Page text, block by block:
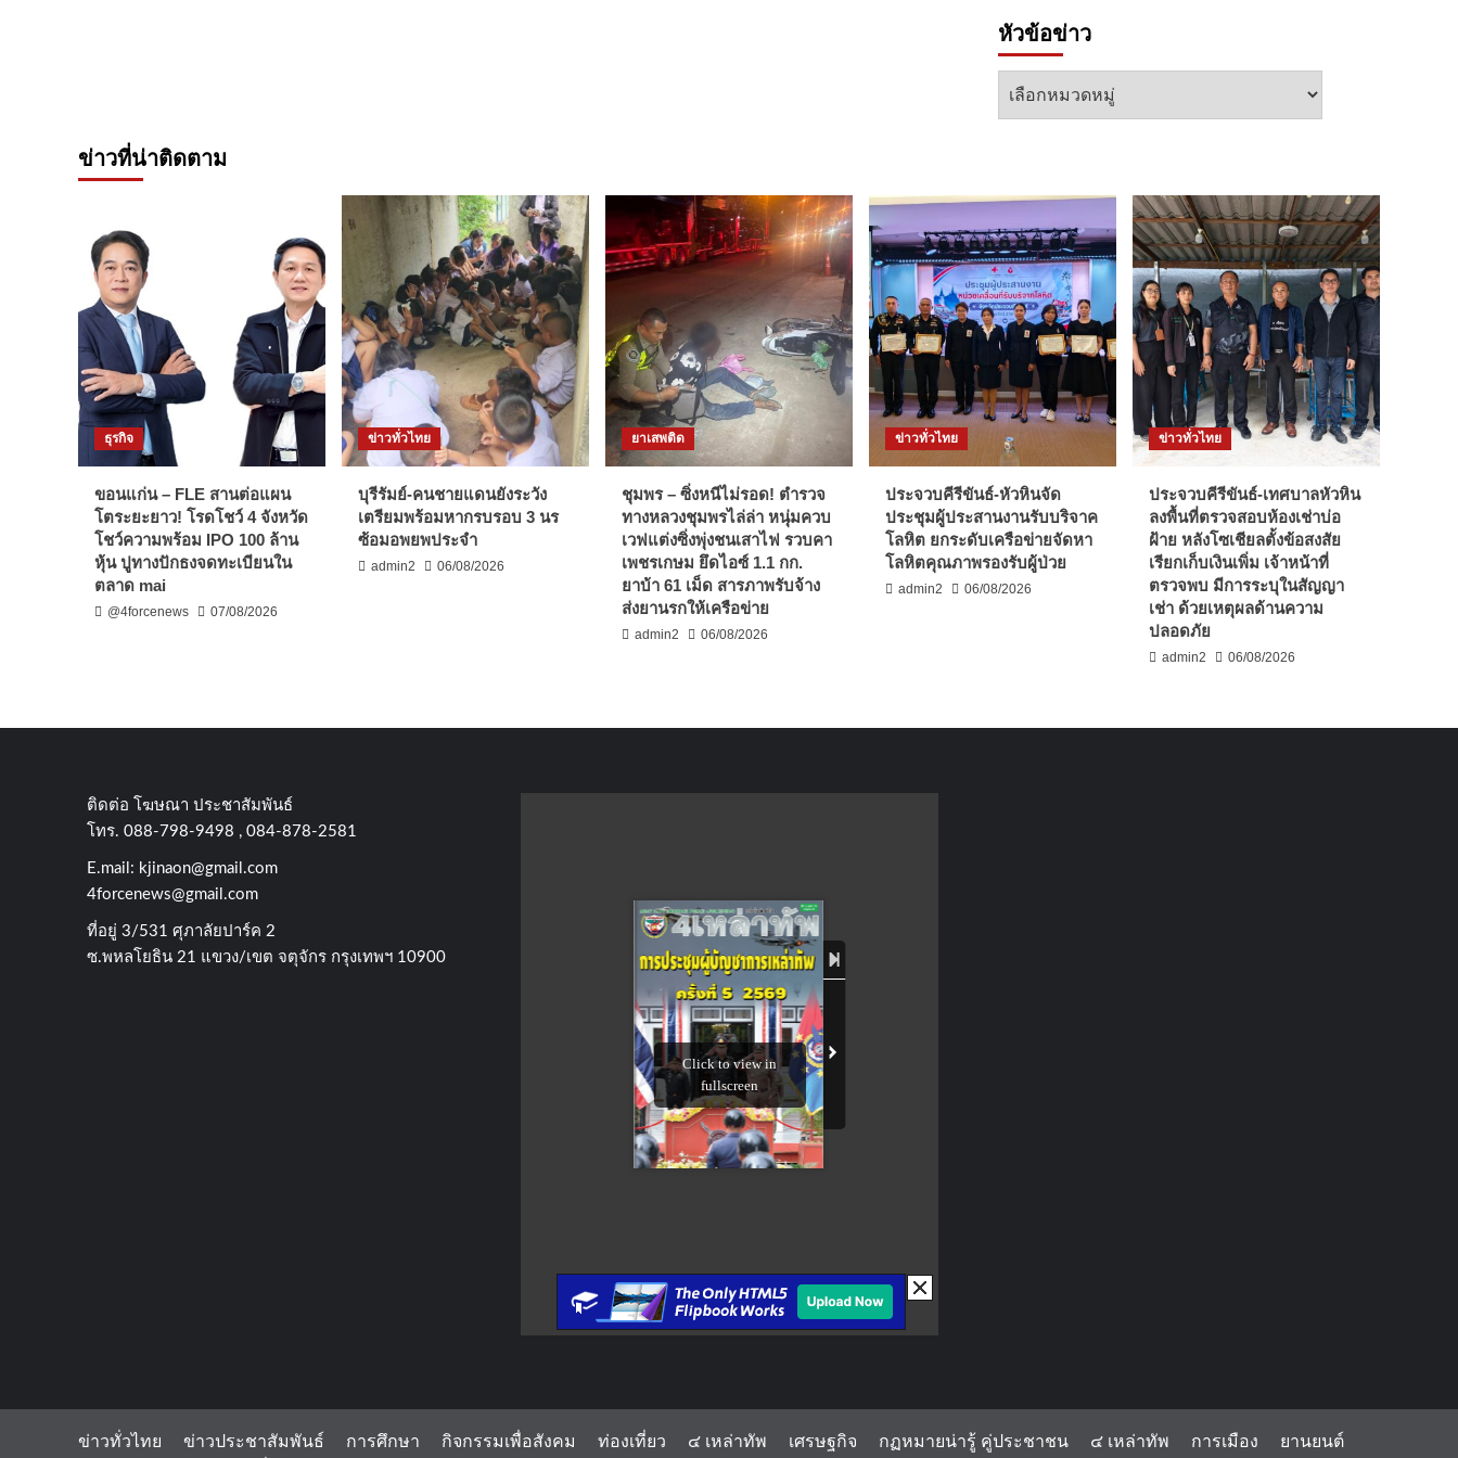
หัวข้อข่าว
หัวข้อ
ข่าวที่น่าติดตาม
ธุรกิจ
ขอนแก่น – FLE สานต่อแผน
โตระยะยาว! โรดโชว์ 4 จังหวัด
โชว์ความพร้อม IPO 100 ล้าน
หุ้น ปูทางปักธงจดทะเบียนใน
ตลาด mai
@4forcenews 07/08/2026
ข่าวทั่วไทย
บุรีรัมย์-คนชายแดนยังระวัง
เตรียมพร้อมหากรบรอบ 3 นร
ซ้อมอพยพประจำ
admin2 06/08/2026
ยาเสพติด
ชุมพร – ซิ่งหนีไม่รอด! ตำรวจ
ทางหลวงชุมพรไล่ล่า หนุ่มควบ
เวฟแต่งซิ่งพุ่งชนเสาไฟ รวบคา
เพชรเกษม ยึดไอซ์ 1.1 กก.
ยาบ้า 61 เม็ด สารภาพรับจ้าง
ส่งยานรกให้เครือข่าย
admin2 06/08/2026
ข่าวทั่วไทย
ประจวบคีรีขันธ์-หัวหินจัด
ประชุมผู้ประสานงานรับบริจาค
โลหิต ยกระดับเครือข่ายจัดหา
โลหิตคุณภาพรองรับผู้ป่วย
admin2 06/08/2026
ข่าวทั่วไทย
ประจวบคีรีขันธ์-เทศบาลหัวหิน
ลงพื้นที่ตรวจสอบห้องเช่าบ่อ
ฝ้าย หลังโซเชียลตั้งข้อสงสัย
เรียกเก็บเงินเพิ่ม เจ้าหน้าที่
ตรวจพบ มีการระบุในสัญญา
เช่า ด้วยเหตุผลด้านความ
ปลอดภัย
admin2 06/08/2026
ติดต่อ​ โฆษณา​ ประชาสัมพันธ์
โทร​. 088-798-9498 , 084-878-2581
E.mail: kjinaon@gmail.com
4forcenews@gmail.com
ที่อยู่​ 3/531​ ศุภาลัยปาร์ค​ 2
ซ.พหลโยธิน​ 21​ แขวง/เขต​ จตุจักร​ กรุงเทพฯ 10900
ข่าวทั่วไทย ข่าวประชาสัมพันธ์ การศึกษา กิจกรรมเพื่อสังคม ท่องเที่ยว ๔ เหล่าทัพ เศรษฐกิจ กฏหมายน่ารู้ คู่ประชาชน ๔ เหล่าทัพ การเมือง ยานยนต์